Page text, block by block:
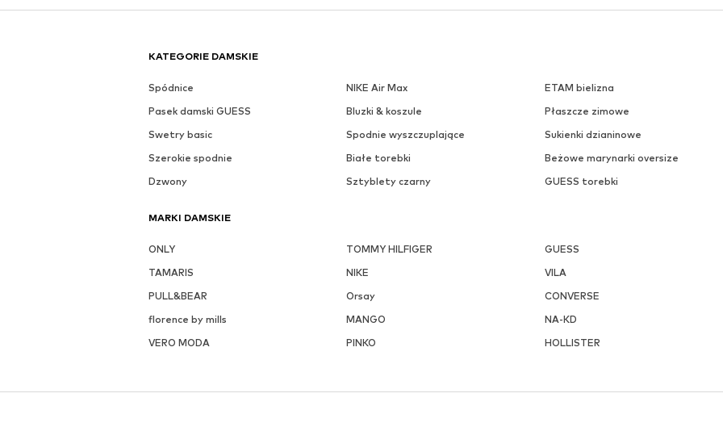
KATEGORIE DAMSKIE
Spódnice NIKE Air Max
ETAM bielizna
Pasek damski GUESS
Bluzki & koszule
Płaszcze zimowe
Swetry basic
Spodnie wyszczuplające
Sukienki dzianinowe
Szerokie spodnie
Białe torebki
Beżowe marynarki oversize
Dzwony
Sztyblety czarny GUESS torebki
MARKI DAMSKIE
ONLY TOMMY HILFIGER
GUESS
TAMARIS
NIKE
VILA
PULL&BEAR
Orsay
CONVERSE
florence by mills
MANGO
NA-KD
VERO MODA
PINKO HOLLISTER